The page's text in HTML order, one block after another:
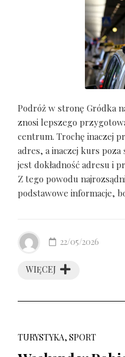
Podróż w stronę Gródka
znosi lepszego
centrum. Trochę inaczej
adres, a inaczej kurs poza
jest dokładność adresu i
Z tego powodu
podstawowe informacje,
WIĘCEJ
22/05/2026
TURYSTYKA, SPORT